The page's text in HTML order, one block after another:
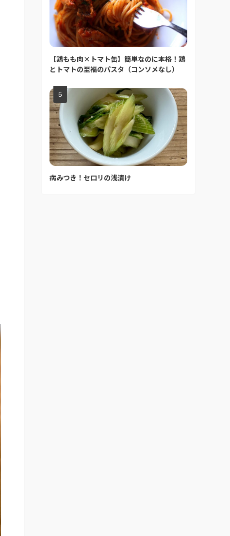
【鶏もも肉×トマト缶】簡単なのに本格！鶏
とトマトの至福のパスタ（コンソメなし）
病みつき！セロリの浅漬け